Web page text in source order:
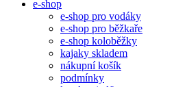
e-shop
e-shop pro vodáky
e-shop pro běžkaře
e-shop koloběžky
kajaky skladem
nákupní košík
podmínky